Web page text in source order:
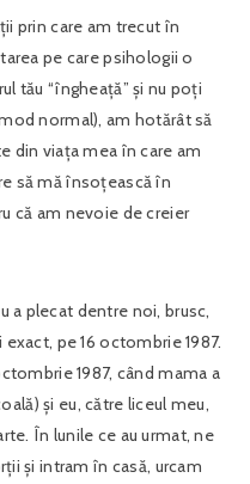
prin care am trecut în
pe care psihologii o
tău “îngheață” și nu poți
normal), am hotărât să
din viața mea în care am
să mă însoțească în
că am nevoie de creier
a plecat dentre noi, brusc,
pe 16 octombrie 1987.
1987, când mama a
și eu, către liceul meu,
În lunile ce au urmat, ne
și intram în casă, urcam